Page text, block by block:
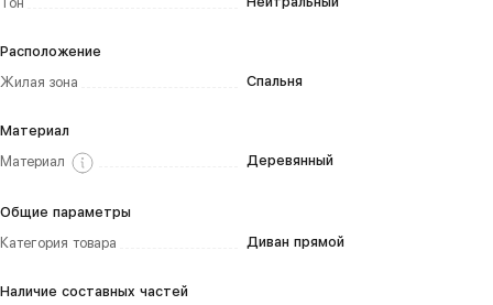
Расположение
Жилая зона
Спальня
Материал
Материал
Деревянный
Общие параметры
Категория товара
Диван прямой
Наличие составных частей